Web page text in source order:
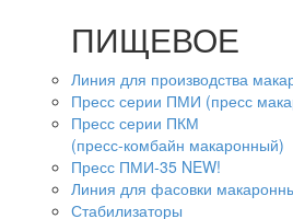
ПИЩЕВОЕ
Линия для производства
Пресс серии ПМИ (пресс
Пресс серии ПКМ
(пресс-комбайн макаронный)
Пресс ПМИ-35 NEW!
Линия для фасовки
Стабилизаторы